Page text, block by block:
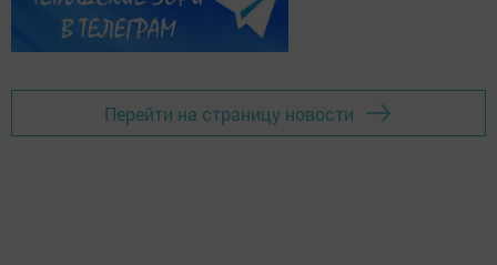
Перейти на страницу новости